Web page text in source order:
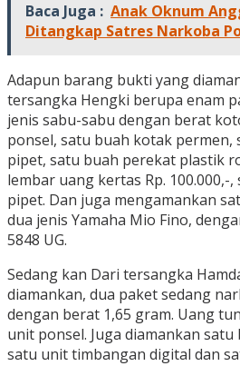
Baca Juga : Anak Oknum
Ditangkap Satres Narkoba
Adapun barang bukti yang
tersangka Hengki berupa enam
jenis sabu-sabu dengan berat
ponsel, satu buah kotak
pipet, satu buah perekat plastik
lembar uang kertas Rp. 100.000,-
pipet. Dan juga mengamankan
dua jenis Yamaha Mio Fino,
5848 UG.
Sedang kan Dari tersangka
diamankan, dua paket sedang
dengan berat 1,65 gram. Uang
unit ponsel. Juga diamankan
satu unit timbangan digital dan